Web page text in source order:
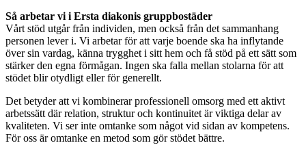
Så arbetar vi i Ersta diakonis gruppbostäder
Vårt stöd utgår från individen, men också från det sammanhang
personen lever i. Vi arbetar för att varje boende ska ha inflytande
över sin vardag, känna trygghet i sitt hem och få stöd på ett sätt som
stärker den egna förmågan. Ingen ska falla mellan stolarna för att
stödet blir otydligt eller för generellt.
Det betyder att vi kombinerar professionell omsorg med ett aktivt
arbetssätt där relation, struktur och kontinuitet är viktiga delar av
kvaliteten. Vi ser inte omtanke som något vid sidan av kompetens.
För oss är omtanke en metod som gör stödet bättre.